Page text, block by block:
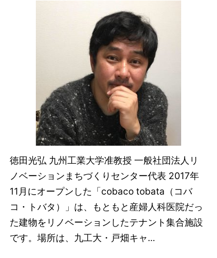
徳田光弘 九州工業大学准教授 一般社団法人リ
ノベーションまちづくりセンター代表 2017年
11月にオープンした「cobaco tobata（コバ
コ・トバタ）」は、もともと産婦人科医院だっ
た建物をリノベーションしたテナント集合施設
です。場所は、九工大・戸畑キャ...